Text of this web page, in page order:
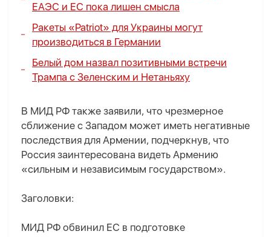
ЕАЭС и ЕС пока лишен смысла
Ракеты «Patriot» для Украины могут
производиться в Германии
Белый дом назвал позитивными встречи
Трампа с Зеленским и Нетаньяху
В МИД РФ также заявили, что чрезмерное
сближение с Западом может иметь негативные
последствия для Армении, подчеркнув, что
Россия заинтересована видеть Армению
«сильным и независимым государством».
Заголовки:
МИД РФ обвинил ЕС в подготовке